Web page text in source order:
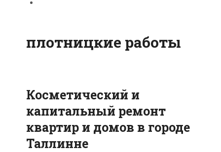
плотницкие работы
Косметический и
капитальный ремонт
квартир и домов в городе
Таллинне